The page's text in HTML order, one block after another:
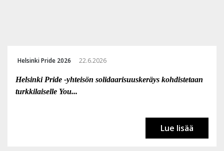
Helsinki Pride 2026 22.6.2026
Helsinki Pride -yhteisön solidaarisuuskeräys kohdistetaan
turkkilaiselle You...
Lue lisää